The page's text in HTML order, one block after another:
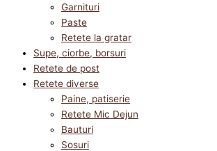
Garnituri
Paste
Retete la gratar
Supe, ciorbe, borsuri
Retete de post
Retete diverse
Paine, patiserie
Retete Mic Dejun
Bauturi
Sosuri